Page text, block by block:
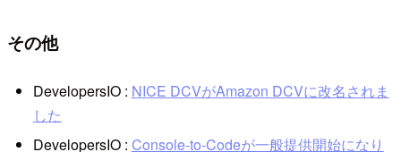
その他
DevelopersIO : NICE DCVがAmazon DCVに改名されま
した
DevelopersIO : Console-to-Codeが一般提供開始になり